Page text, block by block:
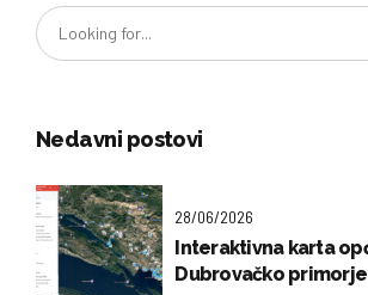
Nedavni postovi
28/06/2026
Interaktivna karta
Dubrovačko primorje